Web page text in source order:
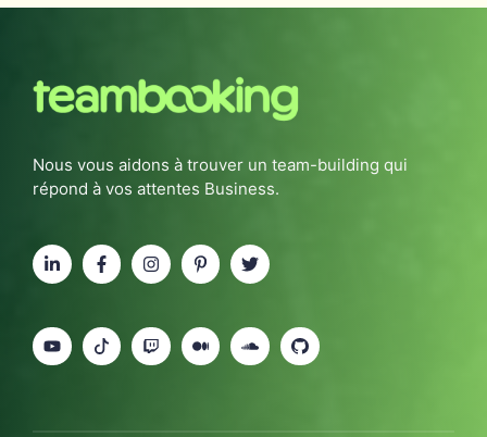
Nous vous aidons à trouver un team-building qui
répond à vos attentes Business.